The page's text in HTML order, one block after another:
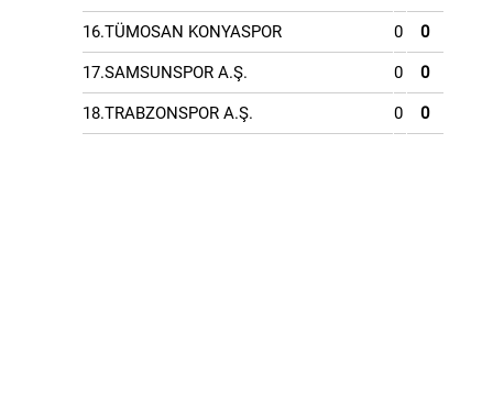
16.TÜMOSAN KONYASPOR 0 0
17.SAMSUNSPOR A.Ş. 0 0
18.TRABZONSPOR A.Ş. 0 0